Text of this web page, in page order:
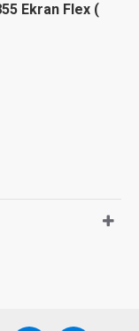
Ekran Flex (